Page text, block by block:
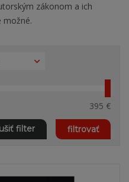
zákonom a ich
možné.
395 €
filtrovať
filter